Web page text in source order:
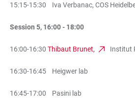
15:15-15:30 Iva Verbanac, COS
Session 5, 16:00 - 18:00
16:00-16:30 Thibaut Brunet, Institut
16:30-16:45 Heigwer lab
16:45-17:00 Pasini lab